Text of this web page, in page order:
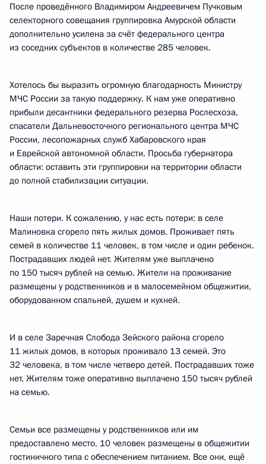
После проведённого Владимиром Андреевичем Пучковым
селекторного совещания группировка Амурской области
дополнительно усилена за счёт федерального центра
из соседних субъектов в количестве 285 человек.
Хотелось бы выразить огромную благодарность Министру
МЧС России за такую поддержку. К нам уже оперативно
прибыли десантники федерального резерва Рослесхоза,
спасатели Дальневосточного регионального центра МЧС
России, лесопожарных служб Хабаровского края
и Еврейской автономной области. Просьба губернатора
области: оставить эти группировки на территории области
до полной стабилизации ситуации.
Наши потери. К сожалению, у нас есть потери: в селе
Малиновка сгорело пять жилых домов. Проживает пять
семей в количестве 11 человек, в том числе и один ребенок.
Пострадавших людей нет. Жителям уже выплачено
по 150 тысяч рублей на семью. Жители на проживание
размещены у родственников и в малосемейном общежитии,
оборудованном спальней, душем и кухней.
И в селе Заречная Слобода Зейского района сгорело
11 жилых домов, в которых проживало 13 семей. Это
32 человека, в том числе четверо детей. Пострадавших тоже
нет. Жителям тоже оперативно выплачено 150 тысяч рублей
на семью.
Семьи все размещены у родственников или им
предоставлено место, 10 человек размещены в общежитии
гостиничного типа с обеспечением питанием. Все они, ещё